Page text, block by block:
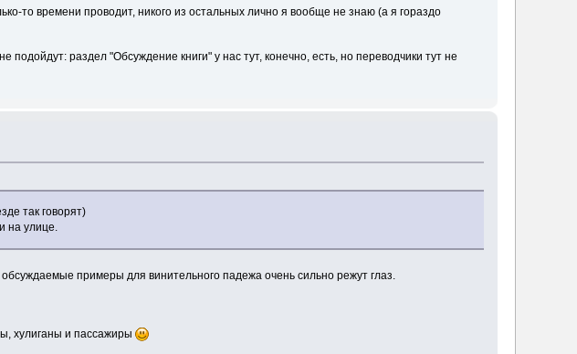
то времени проводит, никого из остальных лично я вообще не знаю (а я гораздо
раздел "Обсуждение книги" у нас тут, конечно, есть, но переводчики тут не
так говорят)
на улице.
примеры для винительного падежа очень сильно режут глаз.
хулиганы и пассажиры